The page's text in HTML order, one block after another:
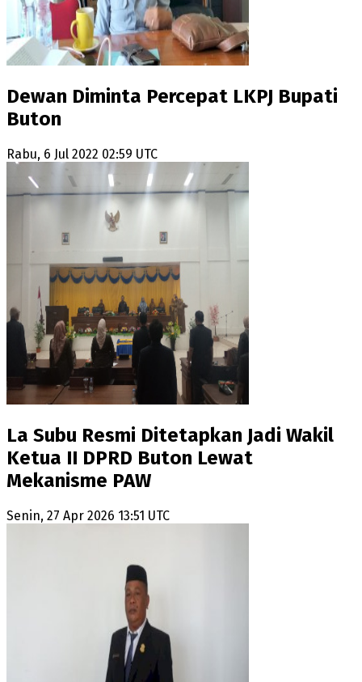
Dewan Diminta Percepat LKPJ Bupati
Buton
Rabu, 6 Jul 2022 02:59 UTC
La Subu Resmi Ditetapkan Jadi Wakil
Ketua II DPRD Buton Lewat
Mekanisme PAW
Senin, 27 Apr 2026 13:51 UTC